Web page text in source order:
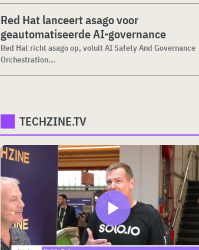
Red Hat lanceert asago voor
geautomatiseerde AI-governance
Red Hat richt asago op, voluit AI Safety And Governance
Orchestration...
TECHZINE.TV